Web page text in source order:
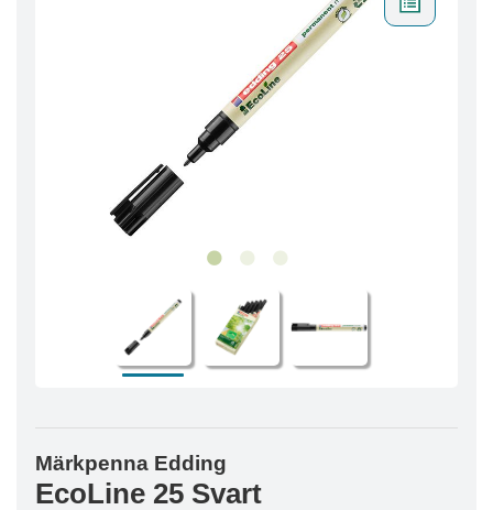
Märkpenna Edding
EcoLine 25 Svart